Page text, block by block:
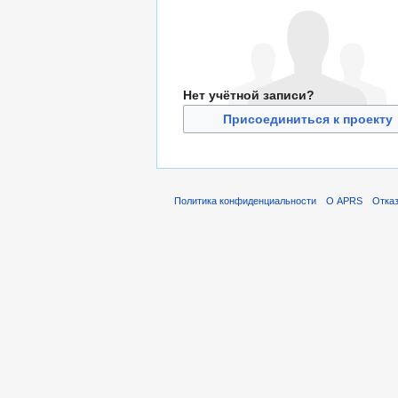
Нет учётной записи?
Присоединиться к проекту
Политика конфиденциальности О APRS